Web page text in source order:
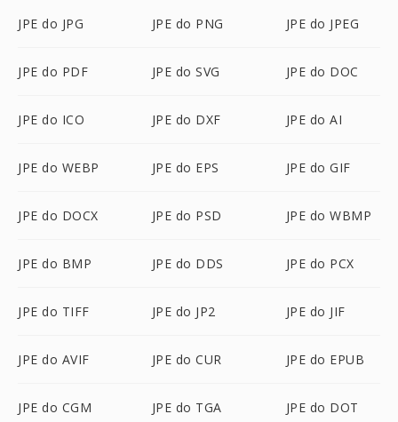
JPE do JPG JPE do PNG JPE do JPEG
JPE do PDF JPE do SVG JPE do DOC
JPE do ICO JPE do DXF JPE do AI
JPE do WEBP JPE do EPS JPE do GIF
JPE do DOCX JPE do PSD JPE do WBMP
JPE do BMP JPE do DDS JPE do PCX
JPE do TIFF JPE do JP2 JPE do JIF
JPE do AVIF JPE do CUR JPE do EPUB
JPE do CGM JPE do TGA JPE do DOT